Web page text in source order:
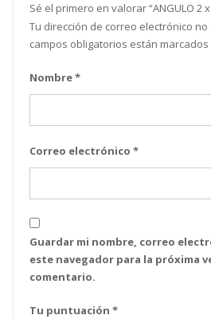
Sé el primero en valorar “ANGULO 2
Tu dirección de correo electrónico
campos obligatorios están marcados
Nombre*
Correo electrónico *
Guardar mi nombre, correo
este navegador para la próxima
comentario.
Tu puntuación *